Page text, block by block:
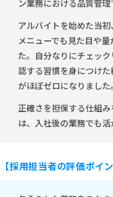
ン業務における品質管理
アルバイトを始めた当
メニューでも見た目や
た。自分なりにチェッ
認する習慣を身につけ
がほぼゼロになりました。
正確さを担保する仕組
は、入社後の業務でも活
【採用担当者の評価ポイン